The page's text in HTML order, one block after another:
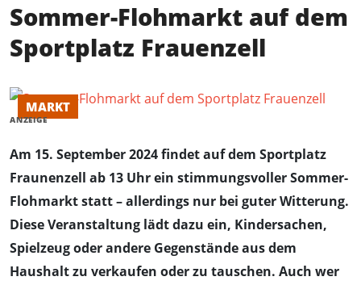
Sommer-Flohmarkt auf dem
Sportplatz Frauenzell
MARKT
ANZEIGE
Am 15. September 2024 findet auf dem Sportplatz
Fraunenzell ab 13 Uhr ein stimmungsvoller Sommer-
Flohmarkt statt – allerdings nur bei guter Witterung.
Diese Veranstaltung lädt dazu ein, Kindersachen,
Spielzeug oder andere Gegenstände aus dem
Haushalt zu verkaufen oder zu tauschen. Auch wer